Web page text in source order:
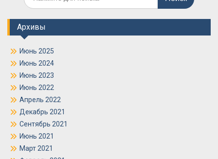
по:
Архивы
Июнь 2025
Июнь 2024
Июнь 2023
Июнь 2022
Апрель 2022
Декабрь 2021
Сентябрь 2021
Июнь 2021
Март 2021